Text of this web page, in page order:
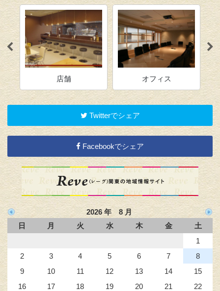
店舗 オフィス
Twitterでシェア
Facebookでシェア
2026 年 8 月
日
月 火 水 木 金
土
1
2
3 4 5 6 7
8
9
10 11 12 13 14
15
16
17 18 19 20 21
22